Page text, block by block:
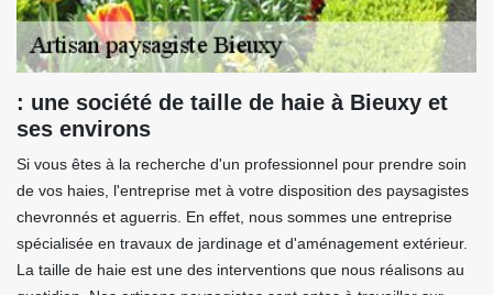
: une société de taille de haie à Bieuxy et
ses environs
Si vous êtes à la recherche d'un professionnel pour prendre soin
de vos haies, l'entreprise met à votre disposition des paysagistes
chevronnés et aguerris. En effet, nous sommes une entreprise
spécialisée en travaux de jardinage et d'aménagement extérieur.
La taille de haie est une des interventions que nous réalisons au